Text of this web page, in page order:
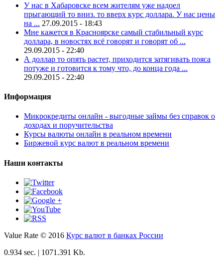
У нас в Хабаровске всем жителям уже надоел
прыгающий то вниз. то вверх курс доллара. У нас цены
на ... 27.09.2015 - 18:43
Мне кажется в Красноярске самый стабильный курс
доллара, в новостях всё говорят и говорят об ...
29.09.2015 - 22:40
А доллар то опять растет, приходится затягивать пояса
потуже и готовится к тому что, до конца года ...
29.09.2015 - 22:40
Информация
Микрокредиты онлайн - выгодные займы без справок о
доходах и поручительства
Курсы валюты онлайн в реальном времени
Биржевой курс валют в реальном времени
Наши контакты
Value Rate © 2016 Курс валют в банках России
0.934 sec. | 1071.391 Kb.